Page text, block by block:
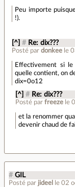
Peu importe
!).
[^] # Re: dix???
Posté pardonkee le
Effectivement si
quelle contient, on
dix=0o12
[^] # Re: dix???
Posté par freeze le
et la renommer
devenir chaud de
# GIL
Posté par jideel le 02